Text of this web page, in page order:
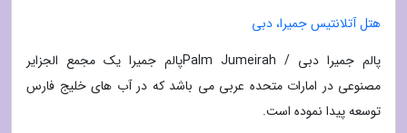
هتل آتلانتیس جمیرا، دبی
پالم جمیرا دبی / Palm Jumeirahپالم جمیرا یک مجمع الجزایر
مصنوعی در امارات متحده عربی می باشد که در آب های خلیج فارس
توسعه پیدا نموده است.